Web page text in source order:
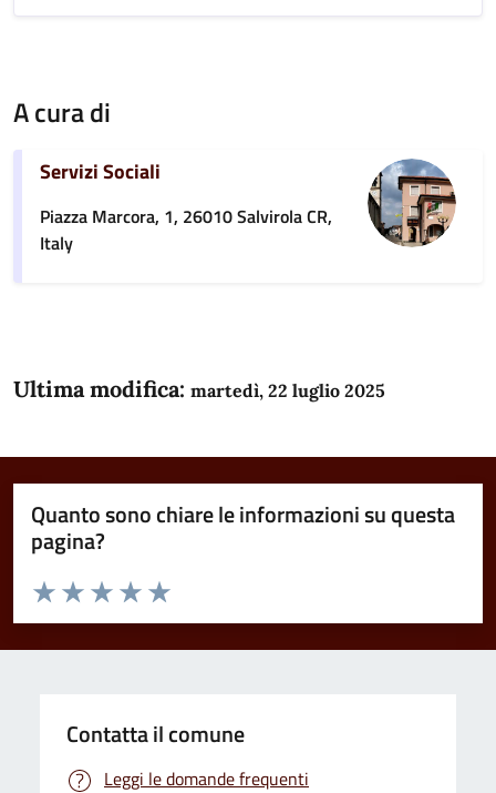
A cura di
Servizi Sociali
Piazza Marcora, 1, 26010 Salvirola CR,
Italy
Ultima modifica: martedì, 22 luglio 2025
Quanto sono chiare le informazioni su questa
pagina?
Domanda
Valuta da 1 a 5 stelle la pagina
Valuta 5 stelle su 5
Valuta 4 stelle su 5
Valuta 3 stelle su 5
Valuta 2 stelle su 5
Valuta 1 stelle su 5
Contatta il comune
Leggi le domande frequenti